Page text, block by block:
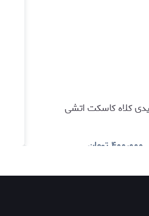
کلاه کاسکت اتشی
۴۰۰٫۰۰۰ تومان